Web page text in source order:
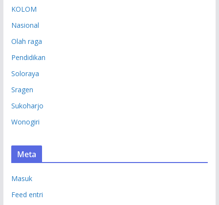
KOLOM
Nasional
Olah raga
Pendidikan
Soloraya
Sragen
Sukoharjo
Wonogiri
Meta
Masuk
Feed entri